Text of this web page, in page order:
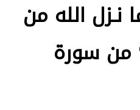
نـزل الله من
شيء - الآية 9 من سورة